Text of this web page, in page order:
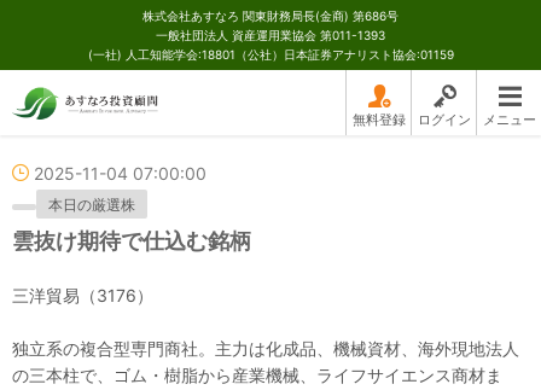
株式会社あすなろ 関東財務局長(金商) 第686号
一般社団法人 資産運用業協会 第011-1393
(一社) 人工知能学会:18801（公社）日本証券アナリスト協会:01159
無料登録 ログイン メニュー
2025-11-04 07:00:00
本日の厳選株
雲抜け期待で仕込む銘柄
三洋貿易（3176）
独立系の複合型専門商社。主力は化成品、機械資材、海外現地法人
の三本柱で、ゴム・樹脂から産業機械、ライフサイエンス商材ま